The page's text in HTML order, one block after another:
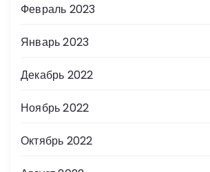
Февраль 2023
Январь 2023
Декабрь 2022
Ноябрь 2022
Октябрь 2022